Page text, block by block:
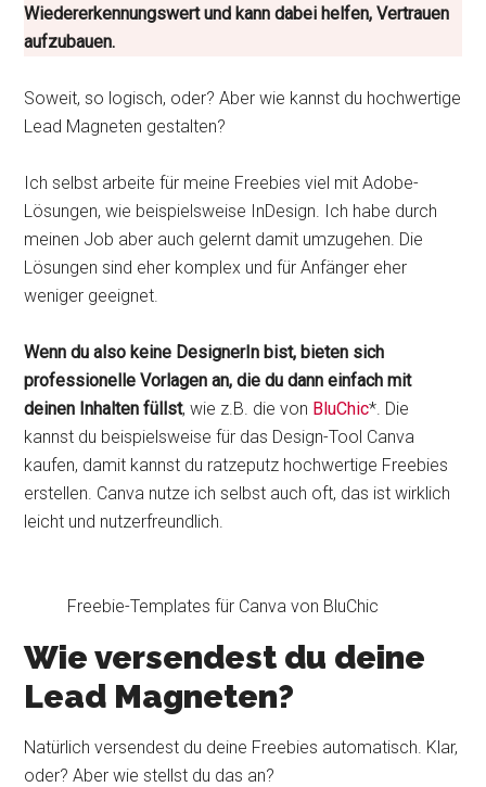
Wiedererkennungswert und kann dabei helfen, Vertrauen
aufzubauen.
Soweit, so logisch, oder? Aber wie kannst du hochwertige
Lead Magneten gestalten?
Ich selbst arbeite für meine Freebies viel mit Adobe-
Lösungen, wie beispielsweise InDesign. Ich habe durch
meinen Job aber auch gelernt damit umzugehen. Die
Lösungen sind eher komplex und für Anfänger eher
weniger geeignet.
Wenn du also keine DesignerIn bist, bieten sich
professionelle Vorlagen an, die du dann einfach mit
deinen Inhalten füllst, wie z.B. die von BluChic*. Die
kannst du beispielsweise für das Design-Tool Canva
kaufen, damit kannst du ratzeputz hochwertige Freebies
erstellen. Canva nutze ich selbst auch oft, das ist wirklich
leicht und nutzerfreundlich.
Freebie-Templates für Canva von BluChic
Wie versendest du deine
Lead Magneten?
Natürlich versendest du deine Freebies automatisch. Klar,
oder? Aber wie stellst du das an?